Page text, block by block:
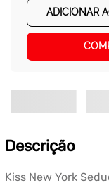
ADICIONAR
Descrição
Kiss New York